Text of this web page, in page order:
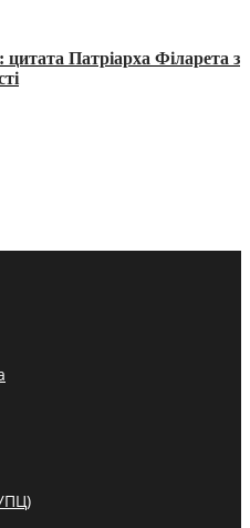
Патріарха Філарета з